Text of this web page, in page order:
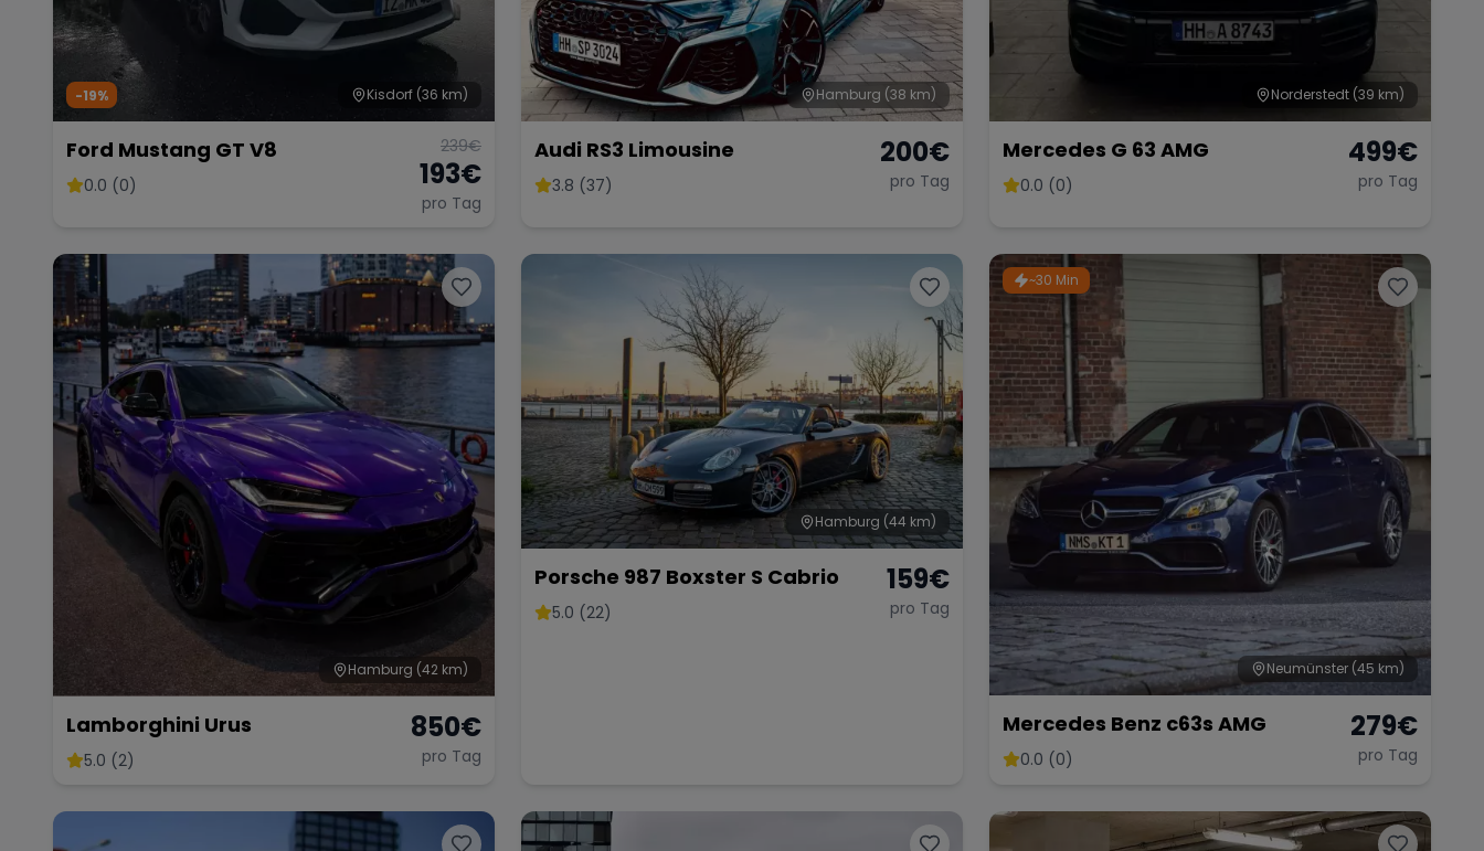
Kisdorf (36 km)
-19%
Ford Mustang GT V8
0.0 (0)
239€
193€
pro Tag
Hamburg (38 km)
Audi RS3 Limousine
3.8 (37)
200€
pro Tag
Norderstedt (39 km)
Mercedes G 63 AMG
0.0 (0)
499€
pro Tag
Hamburg (42 km)
Lamborghini Urus
5.0 (2)
850€
pro Tag
Hamburg (44 km)
Porsche 987 Boxster S Cabrio
5.0 (22)
159€
pro Tag
~30 Min
Neumünster (45 km)
Mercedes Benz c63s AMG
0.0 (0)
279€
pro Tag